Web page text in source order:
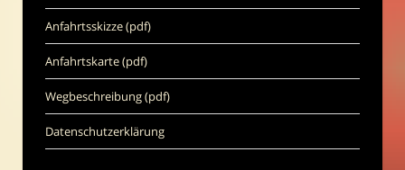
Anfahrtsskizze (pdf)
Anfahrtskarte (pdf)
Wegbeschreibung (pdf)
Datenschutzerklärung